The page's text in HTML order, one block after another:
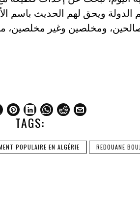
ويحق لهم الحديث باسم
ومخلصين وغير مخلصين،
TAGS:
POPULAIRE EN ALGÉRIE REDOUANE